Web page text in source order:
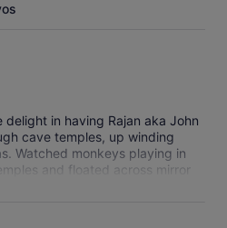
in having Rajan aka John
cave temples, up winding
Watched monkeys playing in
and floated across mirror
like caves, and wondered
a wealth of knowledge about
took us to get some